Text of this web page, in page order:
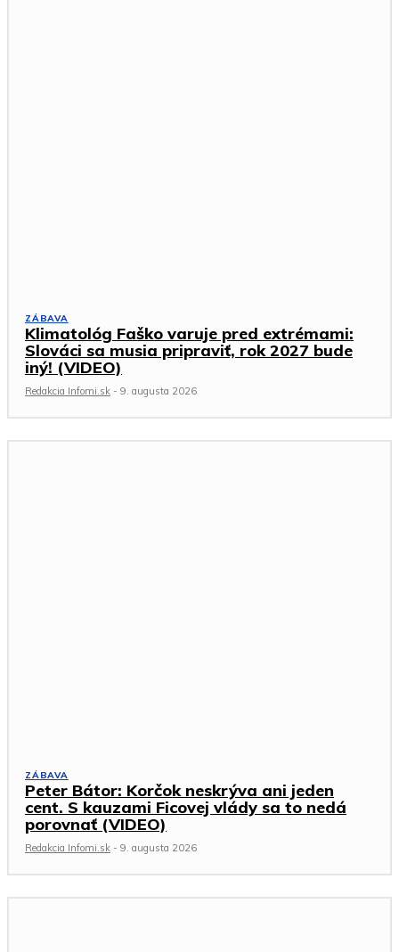
ZÁBAVA
Klimatológ Faško varuje pred extrémami:
Slováci sa musia pripraviť, rok 2027 bude
iný! (VIDEO)
Redakcia Infomi.sk - 9. augusta 2026
ZÁBAVA
Peter Bátor: Korčok neskrýva ani jeden
cent. S kauzami Ficovej vlády sa to nedá
porovnať (VIDEO)
Redakcia Infomi.sk - 9. augusta 2026